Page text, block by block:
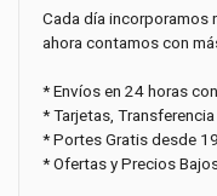
Cada día incorporamos
ahora contamos con
* Envíos en 24 horas con
* Tarjetas,
* Portes Gratis desde
* Ofertas y Precios